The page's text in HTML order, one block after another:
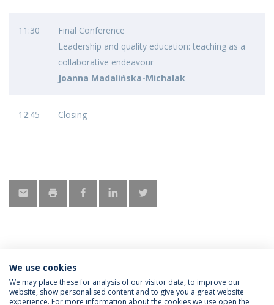
11:30
Final Conference
Leadership and quality education: teaching as a
collaborative endeavour
Joanna Madalińska-Michalak
12:45 Closing
MORE INFORMATION
We use cookies
We may place these for analysis of our visitor data, to improve our
website, show personalised content and to give you a great website
experience. For more information about the cookies we use open the